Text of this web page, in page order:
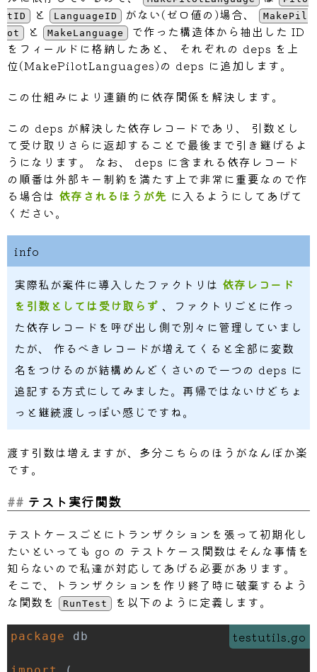
&models .PilotLanguage{},
)
// MakePilotLanguage
	m
:=
		pilot
, _deps :=
		m
.PilotID = pilot .
		deps
= append ( deps,
}
if m.LanguageID == 0
		m
.LanguageID = lang.
}
	deps
= append(deps, m)
return
m ,
}
tID
と LanguageID がない(ゼロ値の)場合、
MakePil
ot
と MakeLanguage
で作った構造体から抽出した ID
をフィールドに格納したあと、 それぞれの deps を上
位(MakePilotLanguages)の deps に追加します。
この仕組みにより連鎖的に依存関係を解決します。
この deps が解決した依存レコードであり、 引数とし
て受け取りさらに返却することで最後まで引き継げるよ
うになります。 なお、 deps に含まれる依存レコード
の順番は外部キー制約を満たす上で非常に重要なので作
る場合は 依存されるほうが先 に入るようにしてあげて
ください。
info
実際私が案件に導入したファクトリは 依存レコード
を引数としては受け取らず 、ファクトリごとに作っ
た依存レコードを呼び出し側で別々に管理していまし
たが、 作るべきレコードが増えてくると全部に変数
名をつけるのが結構めんどくさいので一つの deps に
追記する方式にしてみました。再帰ではないけどちょ
っと継続渡しっぽい感じですね。
渡す引数は増えますが、多分こちらのほうがなんぼか楽
です。
テスト実行関数
テストケースごとにトランザクションを張って初期化し
たいといっても go の テストケース関数はそんな事情を
知らないので私達が対応してあげる必要があります。
そこで、トランザクションを作り終了時に破棄するよう
な関数を
RunTest を以下のように定義します。
testutils.go
package